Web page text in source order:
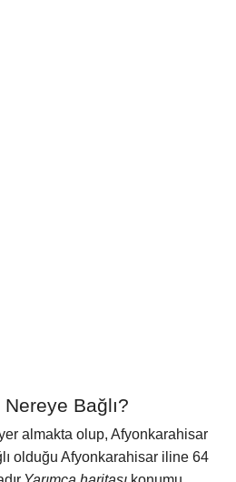
Bağlı?
almakta olup, Afyonkarahisar
olduğu Afyonkarahisar iline 64